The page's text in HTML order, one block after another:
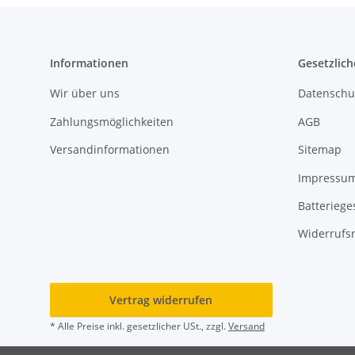
Informationen
Wir über uns
Zahlungsmöglichkeiten
Versandinformationen
AGB
Sitemap
Vertrag widerrufen
* Alle Preise inkl. gesetzlicher USt., zzgl.Versand